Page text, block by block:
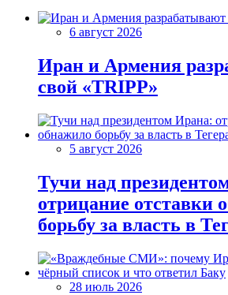
6 август 2026
Иран и Армения
свой «TRIPP»
5 август 2026
Тучи над
отрицание отставки
борьбу за власть в
28 июль 2026